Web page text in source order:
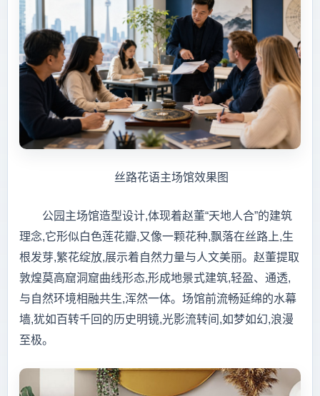
丝路花语主场馆效果图
公园主场馆造型设计,体现着赵董“天地人合”的建筑
理念,它形似白色莲花瓣,又像一颗花种,飘落在丝路上,生
根发芽,繁花绽放,展示着自然力量与人文美丽。赵董提取
敦煌莫高窟洞窟曲线形态,形成地景式建筑,轻盈、通透,
与自然环境相融共生,浑然一体。场馆前流畅延绵的水幕
墙,犹如百转千回的历史明镜,光影流转间,如梦如幻,浪漫
至极。